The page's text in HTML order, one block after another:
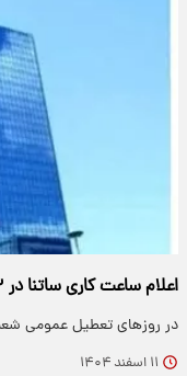
اعلام ساعت کاری ساتنا در ۳ روز آینده +جزئیات
در روزهای تعطیل عمومی
۱۱ اسفند ۱۴۰۴